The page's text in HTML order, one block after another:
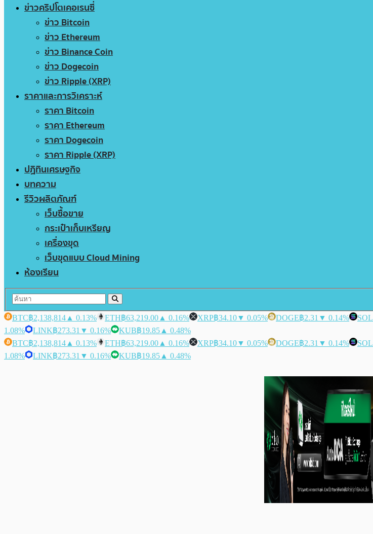
ข่าวคริปโตเคอเรนซี่
ข่าว Bitcoin
ข่าว Ethereum
ข่าว Binance Coin
ข่าว Dogecoin
ข่าว Ripple (XRP)
ราคาและการวิเคราะห์
ราคา Bitcoin
ราคา Ethereum
ราคา Dogecoin
ราคา Ripple (XRP)
ปฏิทินเศรษฐกิจ
บทความ
รีวิวผลิตภัณฑ์
เว็บซื้อขาย
กระเป๋าเก็บเหรียญ
เครื่องขุด
เว็บขุดแบบ Cloud Mining
ห้องเรียน
BTC฿2,138,814 ▲ 0.13% ETH฿63,219.00 ▲ 0.16% XRP฿34.10▼ 0.05% DOGE฿2.31 ▼ 0.14% SOL
1.08%
LINK฿273.31 ▼ 0.16% KUB฿19.85 ▲ 0.48%
BTC฿2,138,814 ▲ 0.13% ETH฿63,219.00 ▲ 0.16% XRP฿34.10▼ 0.05% DOGE฿2.31 ▼ 0.14% SOL
1.08%
LINK฿273.31 ▼ 0.16% KUB฿19.85 ▲ 0.48%